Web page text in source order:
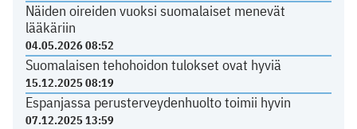
Näiden oireiden vuoksi suomalaiset menevät
lääkäriin
04.05.2026 08:52
Suomalaisen tehohoidon tulokset ovat hyviä
15.12.2025 08:19
Espanjassa perusterveydenhuolto toimii hyvin
07.12.2025 13:59